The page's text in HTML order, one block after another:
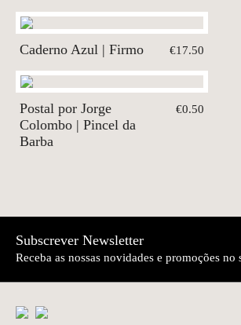
Caderno Azul | Firmo €17.50
Postal por Jorge
Colombo | Pincel da
Barba
€0.50
Subscrever Newsletter
Receba as nossas novidades e promoções no